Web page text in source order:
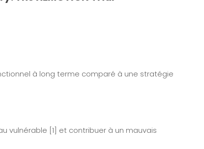
à long terme comparé à une stratégie
vulnérable [1] et contribuer à un mauvais